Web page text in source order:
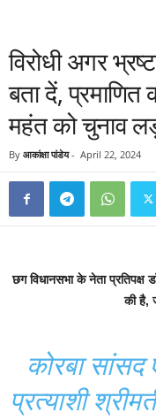
विरोधी अगर
बता दें, प्रमाणित
महंत को चुनाव
By आकांक्षा पांडेय- April 22, 2024
छग विधानसभा के नेता प्रतिपक्ष
की है,
कोरबा
प्रत्याशी